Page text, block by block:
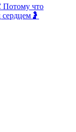
Потому что